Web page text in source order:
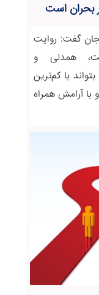
بحران است
گفت: روایت
همدلی و
با کم‌ترین
با آرامش همراه